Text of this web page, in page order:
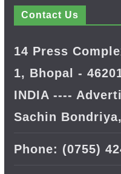
Contact Us
14 Press
1, Bhopal -
INDIA ----
Sachin
Phone: (0755)